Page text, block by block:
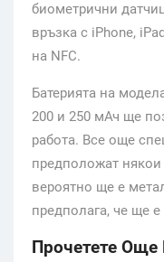
биометрични
връзка с iPhone,
на NFC.
Батерията на
200 и 250 мАч ще
работа. Все още
предположат
вероятно ще е
предполага, че ще
Прочетете Още